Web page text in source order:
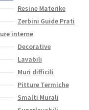
Resine Materike
Zerbini Guide Prati
interne
Decorative
Lavabili
Muri difficili
Pitture Termiche
Smalti Murali